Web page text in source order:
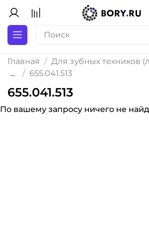
Главная
Для зубных техников
...
655.041.513
655.041.513
По вашему запросу ничего не